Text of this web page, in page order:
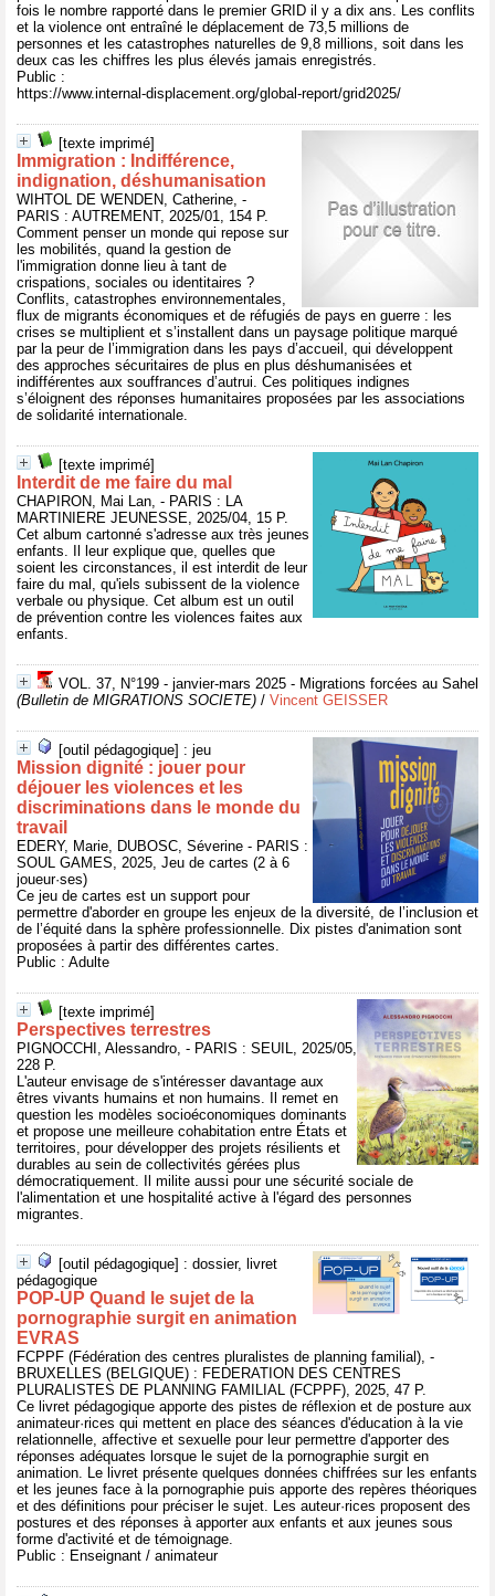
fois le nombre rapporté dans le premier GRID il y a dix ans. Les conflits
et la violence ont entraîné le déplacement de 73,5 millions de
personnes et les catastrophes naturelles de 9,8 millions, soit dans les
deux cas les chiffres les plus élevés jamais enregistrés.
Public :
https://www.internal-displacement.org/global-report/grid2025/
[texte imprimé]
Immigration : Indifférence,
indignation, déshumanisation
WIHTOL DE WENDEN, Catherine, -
PARIS : AUTREMENT, 2025/01, 154 P.
Comment penser un monde qui repose sur
les mobilités, quand la gestion de
l'immigration donne lieu à tant de
crispations, sociales ou identitaires ?
Conflits, catastrophes environnementales,
flux de migrants économiques et de réfugiés de pays en guerre : les
crises se multiplient et s’installent dans un paysage politique marqué
par la peur de l’immigration dans les pays d’accueil, qui développent
des approches sécuritaires de plus en plus déshumanisées et
indifférentes aux souffrances d’autrui. Ces politiques indignes
s’éloignent des réponses humanitaires proposées par les associations
de solidarité internationale.
[texte imprimé]
Interdit de me faire du mal
CHAPIRON, Mai Lan, - PARIS : LA
MARTINIERE JEUNESSE, 2025/04, 15 P.
Cet album cartonné s'adresse aux très jeunes
enfants. Il leur explique que, quelles que
soient les circonstances, il est interdit de leur
faire du mal, qu'iels subissent de la violence
verbale ou physique. Cet album est un outil
de prévention contre les violences faites aux
enfants.
VOL. 37, N°199 - janvier-mars 2025 - Migrations forcées au Sahel
(Bulletin de MIGRATIONS SOCIETE) / Vincent GEISSER
[outil pédagogique] : jeu
Mission dignité : jouer pour
déjouer les violences et les
discriminations dans le monde du
travail
EDERY, Marie, DUBOSC, Séverine - PARIS :
SOUL GAMES, 2025, Jeu de cartes (2 à 6
joueur·ses)
Ce jeu de cartes est un support pour
permettre d'aborder en groupe les enjeux de la diversité, de l’inclusion et
de l’équité dans la sphère professionnelle. Dix pistes d'animation sont
proposées à partir des différentes cartes.
Public : Adulte
[texte imprimé]
Perspectives terrestres
PIGNOCCHI, Alessandro, - PARIS : SEUIL, 2025/05,
228 P.
L'auteur envisage de s'intéresser davantage aux
êtres vivants humains et non humains. Il remet en
question les modèles socioéconomiques dominants
et propose une meilleure cohabitation entre États et
territoires, pour développer des projets résilients et
durables au sein de collectivités gérées plus
démocratiquement. Il milite aussi pour une sécurité sociale de
l'alimentation et une hospitalité active à l'égard des personnes
migrantes.
[outil pédagogique] : dossier, livret
pédagogique
POP-UP Quand le sujet de la
pornographie surgit en animation
EVRAS
FCPPF (Fédération des centres pluralistes de planning familial), -
BRUXELLES (BELGIQUE) : FEDERATION DES CENTRES
PLURALISTES DE PLANNING FAMILIAL (FCPPF), 2025, 47 P.
Ce livret pédagogique apporte des pistes de réflexion et de posture aux
animateur·rices qui mettent en place des séances d'éducation à la vie
relationnelle, affective et sexuelle pour leur permettre d'apporter des
réponses adéquates lorsque le sujet de la pornographie surgit en
animation. Le livret présente quelques données chiffrées sur les enfants
et les jeunes face à la pornographie puis apporte des repères théoriques
et des définitions pour préciser le sujet. Les auteur·rices proposent des
postures et des réponses à apporter aux enfants et aux jeunes sous
forme d'activité et de témoignage.
Public : Enseignant / animateur